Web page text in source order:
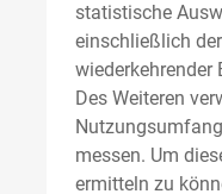
statistische
einschließlich
wiederkehrender
Des Weiteren
messen. Um
ermitteln zu